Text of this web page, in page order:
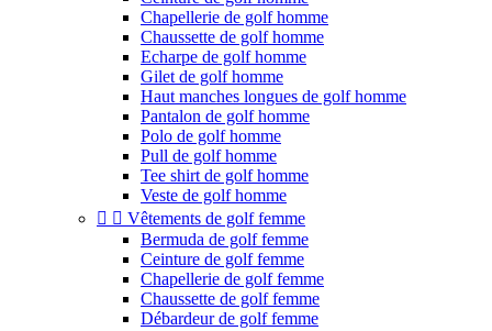
Chapellerie de golf homme
Chaussette de golf homme
Echarpe de golf homme
Gilet de golf homme
Haut manches longues de golf homme
Pantalon de golf homme
Polo de golf homme
Pull de golf homme
Tee shirt de golf homme
Veste de golf homme
  Vêtements de golf femme
Bermuda de golf femme
Ceinture de golf femme
Chapellerie de golf femme
Chaussette de golf femme
Débardeur de golf femme